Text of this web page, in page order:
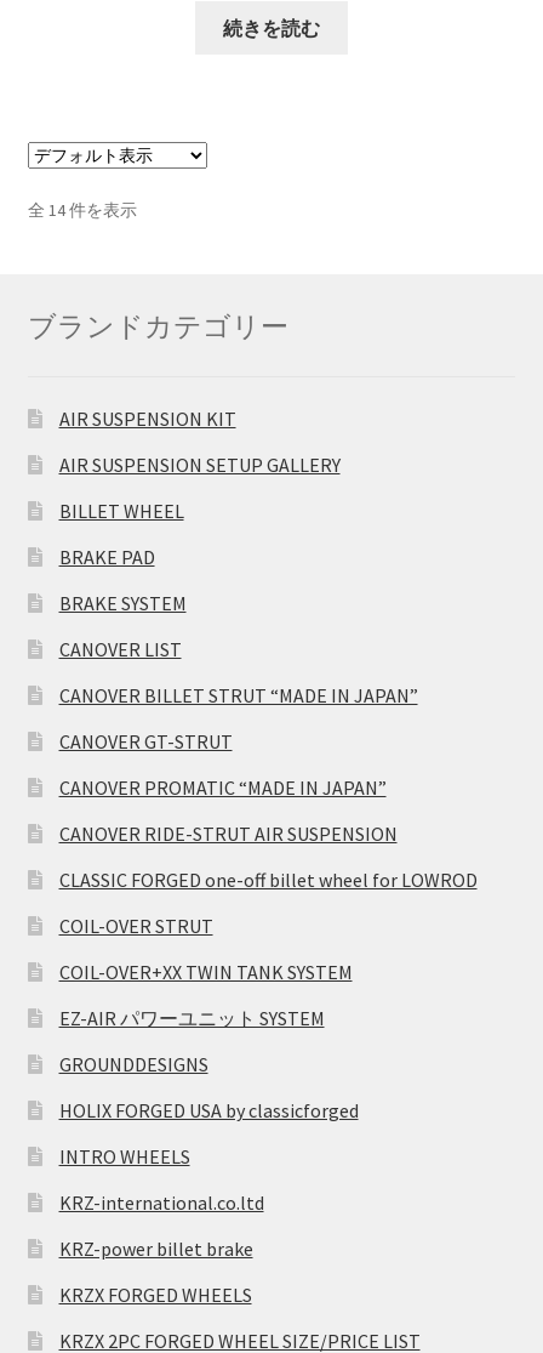
続きを読む
全 14 件を表示
ブランドカテゴリー
AIR SUSPENSION KIT
AIR SUSPENSION SETUP GALLERY
BILLET WHEEL
BRAKE PAD
BRAKE SYSTEM
CANOVER LIST
CANOVER BILLET STRUT “MADE IN JAPAN”
CANOVER GT-STRUT
CANOVER PROMATIC “MADE IN JAPAN”
CANOVER RIDE-STRUT AIR SUSPENSION
CLASSIC FORGED one-off billet wheel for LOWROD
COIL-OVER STRUT
COIL-OVER+XX TWIN TANK SYSTEM
EZ-AIR パワーユニット SYSTEM
GROUNDDESIGNS
HOLIX FORGED USA by classicforged
INTRO WHEELS
KRZ-international.co.ltd
KRZ-power billet brake
KRZX FORGED WHEELS
KRZX 2PC FORGED WHEEL SIZE/PRICE LIST